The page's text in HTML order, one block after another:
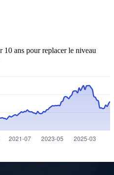
ans pour replacer le niveau